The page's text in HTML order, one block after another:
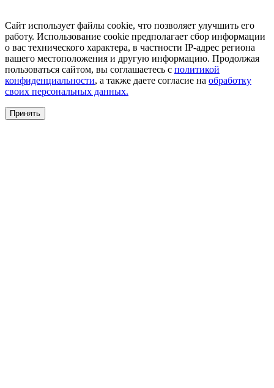
Сайт использует файлы cookie, что позволяет улучшить его
работу. Использование cookie предполагает сбор информации
о вас технического характера, в частности IP-адрес региона
вашего местоположения и другую информацию. Продолжая
пользоваться сайтом, вы соглашаетесь с политикой
конфиденциальности, а также даете согласие на обработку
своих персональных данных.
Принять